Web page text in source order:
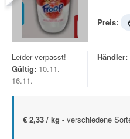
Preis:
Leider verpasst!
Gültig: 10.11. -
16.11.
Händler:
€ 2,33 / kg - verschiedene